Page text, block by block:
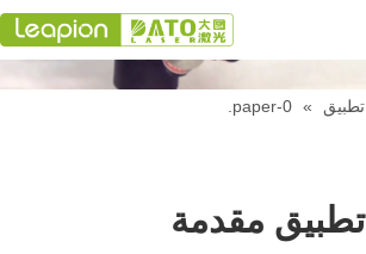
تطبيق »
0-paper.
تطبيق مقدمة